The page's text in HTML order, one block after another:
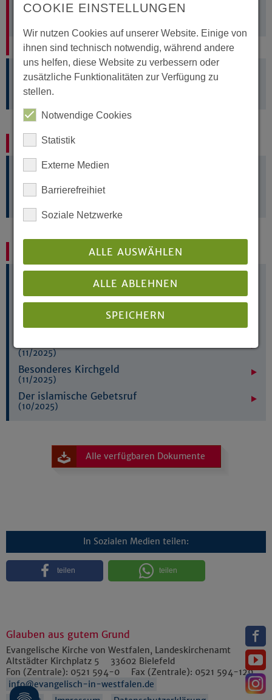
Absenden
Ohne Druck!
Digitale Materialien für den Gemeindealltag
Gemeindebriefvorlagen und mehr
Für Gemeindebriefe, Internetseiten und mehr: Hier
finden Sie Material für Ihre Öffentlichkeitsarbeit
Zuletzt veröffentlicht
Verhandlungen der 3. (ordentlichen) Tagung der
20. Westfälischen Landessynode 2025
(05/2026)
Haushaltsbuch 2026
(02/2026)
(11/2025)
Besonderes Kirchgeld
(11/2025)
Der islamische Gebetsruf
(10/2025)
Alle verfügbaren Dokumente
In Sozialen Medien teilen:
teilen teilen
Glauben aus gutem Grund
Evangelische Kirche von Westfalen, Landeskirchenamt
Altstädter Kirchplatz 5
33602 Bielefeld
Fon (Zentrale): 0521 594-0 Fax (Zentrale): 0521 594-129
info@evangelisch-in-westfalen.de
COOKIE EINSTELLUNGEN
Wir nutzen Cookies auf unserer Website. Einige von
ihnen sind technisch notwendig, während andere
uns helfen, diese Website zu verbessern oder
zusätzliche Funktionalitäten zur Verfügung zu
stellen.
Notwendige Cookies
Statistik
Externe Medien
Barrierefreihiet
Soziale Netzwerke
ALLE AUSWÄHLEN
ALLE ABLEHNEN
SPEICHERN